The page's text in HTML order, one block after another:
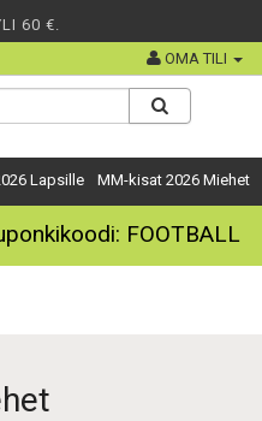
60 €.
OMA TILI
Lapsille MM-kisat 2026 Miehet
FOOTBALL